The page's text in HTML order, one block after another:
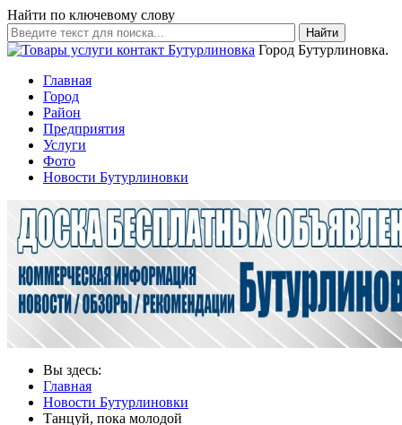
Найти по ключевому слову
Найти
Город Бутурлиновка.
Главная
Город
Район
Предприятия
Услуги
Фото
Новости Бутурлиновки
Вы здесь:
Главная
Новости Бутурлиновки
Танцуй, пока молодой